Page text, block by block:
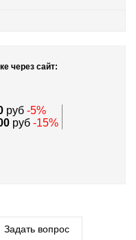
через сайт:
руб -5%
руб -15%
Задать вопрос